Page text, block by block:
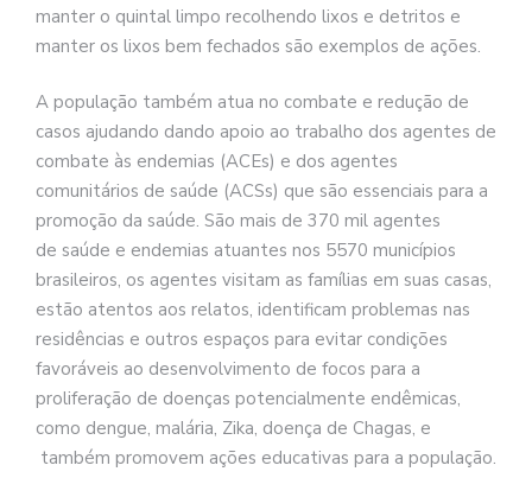
manter o quintal limpo recolhendo lixos e detritos e
manter os lixos bem fechados são exemplos de ações.
A população também atua no combate e redução de
casos ajudando dando apoio ao trabalho dos agentes de
combate às endemias (ACEs) e dos agentes
comunitários de saúde (ACSs) que são essenciais para a
promoção da saúde. São mais de 370 mil agentes
de saúde e endemias atuantes nos 5570 municípios
brasileiros, os agentes visitam as famílias em suas casas,
estão atentos aos relatos, identificam problemas nas
residências e outros espaços para evitar condições
favoráveis ao desenvolvimento de focos para a
proliferação de doenças potencialmente endêmicas,
como dengue, malária, Zika, doença de Chagas, e
também promovem ações educativas para a população.